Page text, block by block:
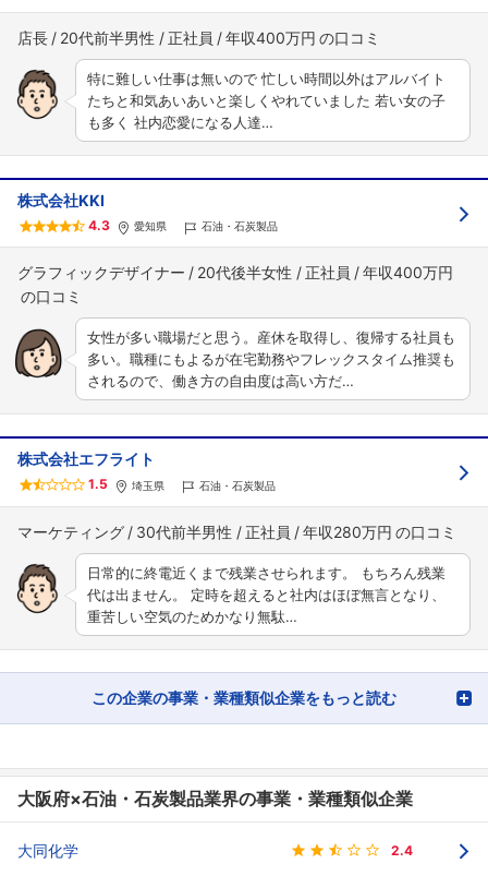
店長 20代前半男性 正社員 年収400万円
特に難しい仕事は無いので 忙しい時間以外はアルバイト
たちと和気あいあいと楽しくやれていました 若い女の子
も多く 社内恋愛になる人達…
株式会社KKI
4.3 愛知県 石油・石炭製品
グラフィックデザイナー 20代後半女性 正社員 年収400万円
女性が多い職場だと思う。産休を取得し、復帰する社員も
多い。職種にもよるが在宅勤務やフレックスタイム推奨も
されるので、働き方の自由度は高い方だ…
株式会社エフライト
1.5 埼玉県 石油・石炭製品
マーケティング 30代前半男性 正社員 年収280万円
日常的に終電近くまで残業させられます。 もちろん残業
代は出ません。 定時を超えると社内はほぼ無言となり、
重苦しい空気のためかなり無駄…
この企業の事業・業種類似企業をもっと読む
大阪府×石油・石炭製品業界の事業・業種類似企業
大同化学 2.4